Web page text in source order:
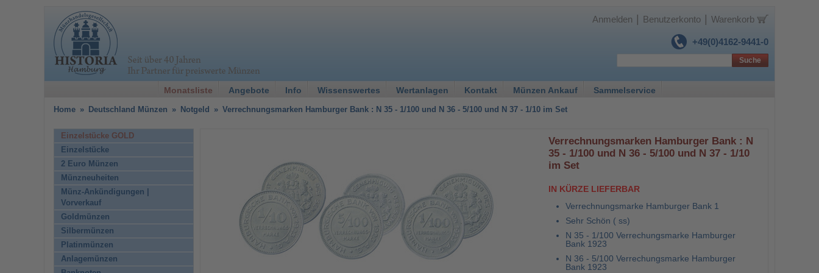
+49(0)4162-9441-0
Anmelden Benutzerkonto Warenkorb
Monatsliste Angebote Info Wissenswertes Wertanlagen Kontakt Münzen Ankauf Sammelservice
Suche
Home » Deutschland Münzen » Notgeld » Verrechnungsmarken Hamburger Bank : N 35 - 1/100 und N 36 - 5/100 und N 37 - 1/10 im Set
Verrechnungsmarken Hamburger Bank : N
35 - 1/100 und N 36 - 5/100 und N 37 - 1/10
im Set
IN KÜRZE LIEFERBAR
Verrechnungsmarke Hamburger Bank 1
Sehr Schön ( ss)
N 35 - 1/100 Verrechungsmarke Hamburger
Bank 1923
N 36 - 5/100 Verrechungsmarke Hamburger
Bank 1923
Einzelstücke GOLD
Einzelstücke
2 Euro Münzen
Münzneuheiten
Münz-Ankündigungen |
Vorverkauf
Goldmünzen
Silbermünzen
Platinmünzen
Anlagemünzen